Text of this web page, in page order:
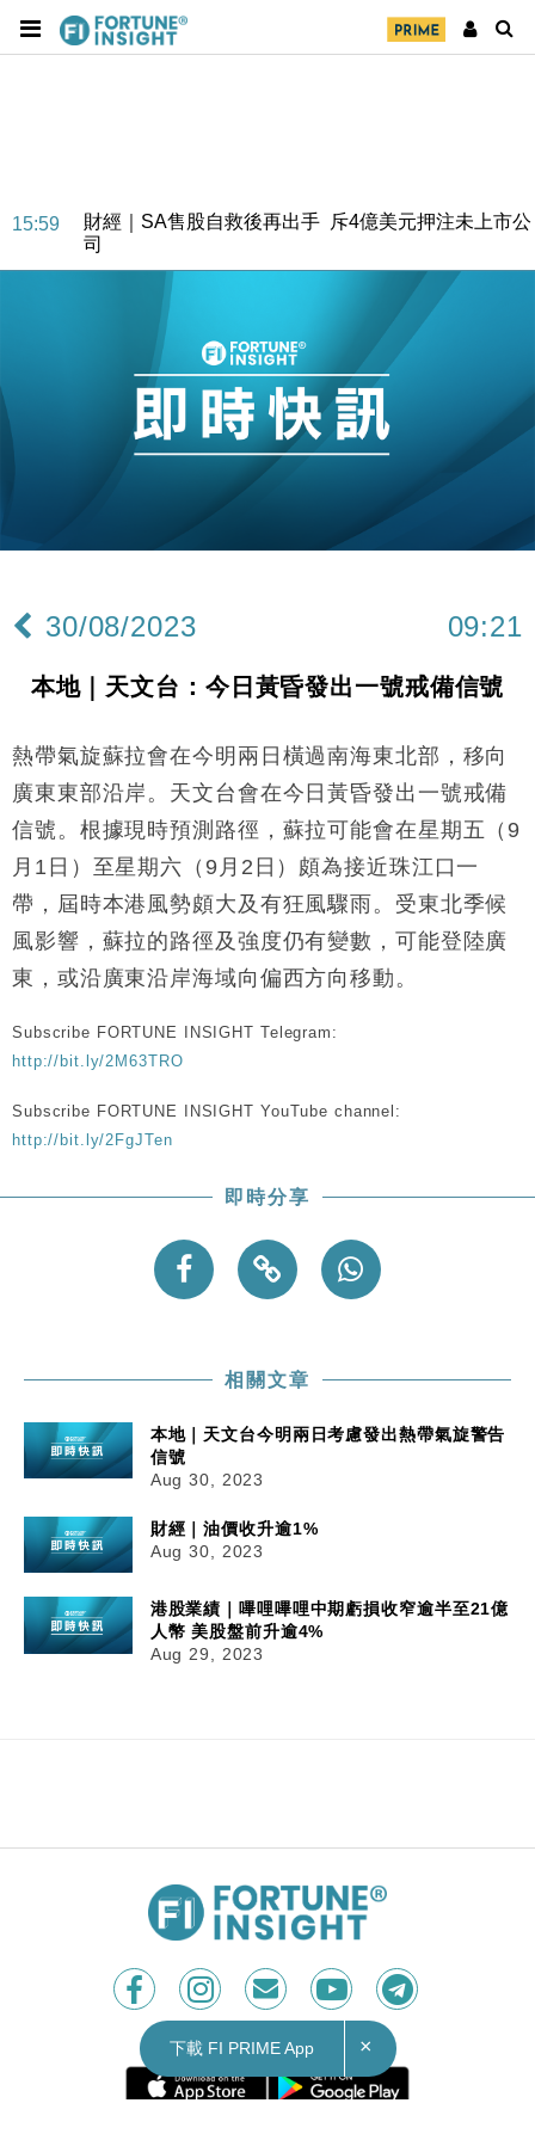
15:59
財經｜SA售股自救後再出手 斥4億美元押注未上市公
司
財經｜精星香港夥菜鳥拓全球智慧倉儲市場 加快海外
地產｜大酒店中期轉賺2300萬元 斥21億翻新香港及
國際｜特朗普赴洛杉磯高球場活動前 男子攜槍彈被捕
12:30
財經｜香港7月PMI回落至51 企業擴張放慢兼縮減人
財經｜黑石傳再籌逾360億美元 支援Anthropic租用
18:15
本地｜新世界K11 9月升級會員制度 增鉑金卡級別鎖
17:40
財經｜本港6月零售額連升14個月 珠寶鐘錶銷售升勢
16:33
財經｜滙控重啟最多10億美元回購 派息比率目標維持
50%
15:59
財經｜SA售股自救後再出手 斥4億美元押注未上市公
司
11:30
財經｜精星香港夥菜鳥拓全球智慧倉儲市場 加快海外
市場落地
14:50
地產｜大酒店中期轉賺2300萬元 斥21億翻新香港及
12:30
財經｜香港7月PMI回落至51 企業擴張放慢兼縮減人
11:40
財經｜黑石傳再籌逾360億美元 支援Anthropic租用
Google晶片
25%
本地｜新世界K11 9月升級會員制度 增鉑金卡級別鎖
定高消費客群
財經｜本港6月零售額連升14個月 珠寶鐘錶銷售升勢
50%
30/08/2023 09:21
本地｜天文台：今日黃昏發出一號戒備信號
熱帶氣旋蘇拉會在今明兩日橫過南海東北部，移向
廣東東部沿岸。天文台會在今日黃昏發出一號戒備
信號。根據現時預測路徑，蘇拉可能會在星期五（9
月1日）至星期六（9月2日）頗為接近珠江口一
帶，屆時本港風勢頗大及有狂風驟雨。受東北季候
風影響，蘇拉的路徑及強度仍有變數，可能登陸廣
東，或沿廣東沿岸海域向偏西方向移動。
Subscribe FORTUNE INSIGHT Telegram:
http://bit.ly/2M63TRO
Subscribe FORTUNE INSIGHT YouTube channel:
http://bit.ly/2FgJTen
即時分享
相關文章
本地｜天文台今明兩日考慮發出熱帶氣旋警告
信號
Aug 30, 2023
財經｜油價收升逾1%
Aug 30, 2023
港股業績｜嗶哩嗶哩中期虧損收窄逾半至21億
人幣 美股盤前升逾4%
Aug 29, 2023
下載 FI PRIME App ×